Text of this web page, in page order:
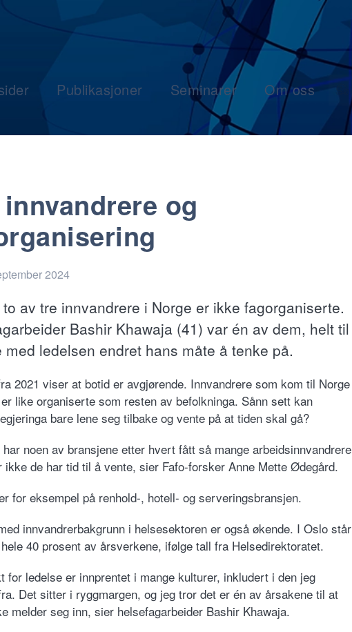
Publikasjoner Seminarer Om oss
og
2024
av tre innvandrere i Norge er ikke fagorganiserte.
Bashir Khawaja (41) var én av dem, helt til
med ledelsen endret hans måte å tenke på.
2021 viser at botid er avgjørende. Innvandrere som kom til Norge
like organiserte som resten av befolkninga. Sånn sett kan
bare lene seg tilbake og vente på at tiden skal gå?
noen av bransjene etter hvert fått så mange arbeidsinnvandrere
ikke de har tid til å vente, sier Fafo-forsker Anne Mette Ødegård.
for eksempel på renhold-, hotell- og serveringsbransjen.
innvandrerbakgrunn i helsesektoren er også økende. I Oslo står
40 prosent av årsverkene, ifølge tall fra Helsedirektoratet.
for ledelse er innprentet i mange kulturer, inkludert i den jeg
Det sitter i ryggmargen, og jeg tror det er én av årsakene til at
melder seg inn, sier helsefagarbeider Bashir Khawaja.